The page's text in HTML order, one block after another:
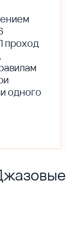
проход
одного